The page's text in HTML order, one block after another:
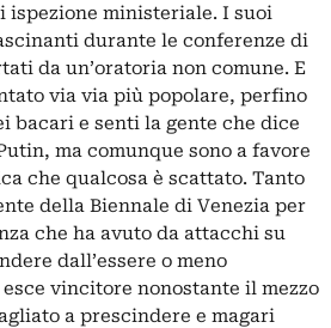
ispezione ministeriale. I suoi
durante le conferenze di
da un’oratoria non comune. E
via via più popolare, perfino
bacari e senti la gente che dice
ma comunque sono a favore
che qualcosa è scattato. Tanto
della Biennale di Venezia per
che ha avuto da attacchi su
dall’essere o meno
vincitore nonostante il mezzo
a prescindere e magari